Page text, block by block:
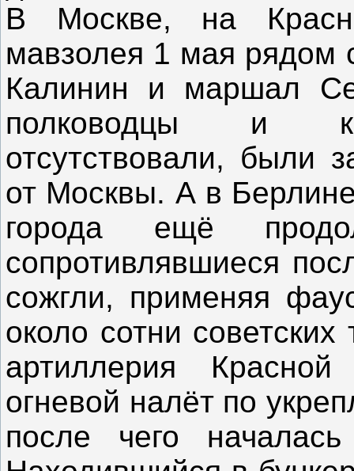
В Москве, на
мавзолея 1 мая рядом
Калинин и маршал
полководцы и
отсутствовали, были
от Москвы. А в
города ещё
сопротивлявшиеся
сожгли, применяя
около сотни
артиллерия
огневой налёт по
после чего